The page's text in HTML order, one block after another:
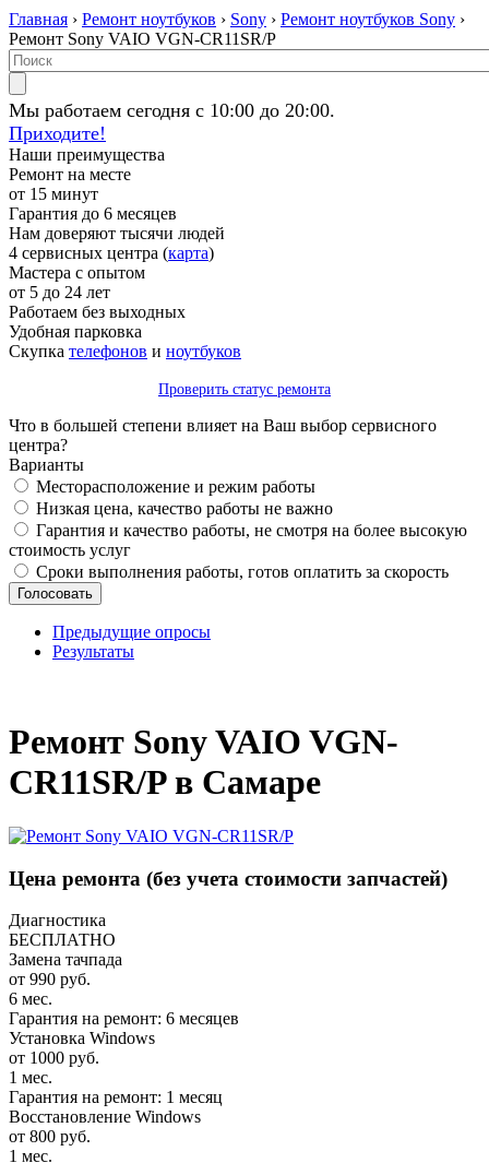
Главная › Ремонт ноутбуков › Sony › Ремонт ноутбуков Sony ›
Ремонт Sony VAIO VGN-CR11SR/P
Мы работаем сегодня с 10:00 до 20:00.
Приходите!
Наши преимущества
Ремонт на месте
от 15 минут
Гарантия до 6 месяцев
Нам доверяют тысячи людей
4 сервисных центра (карта)
Мастера с опытом
от 5 до 24 лет
Работаем без выходных
Удобная парковка
Скупка телефонов и ноутбуков
Проверить статус ремонта
Что в большей степени влияет на Ваш выбор сервисного
центра?
Варианты
Месторасположение и режим работы
Низкая цена, качество работы не важно
Гарантия и качество работы, не смотря на более высокую
стоимость услуг
Сроки выполнения работы, готов оплатить за скорость
Предыдущие опросы
Результаты
Ремонт Sony VAIO VGN-
CR11SR/P в Самаре
Цена ремонта (без учета стоимости запчастей)
Диагностика
БЕСПЛАТНО
Замена тачпада
от 990 руб.
6 мес.
Гарантия на ремонт: 6 месяцев
Установка Windows
от 1000 руб.
1 мес.
Гарантия на ремонт: 1 месяц
Восстановление Windows
от 800 руб.
1 мес.